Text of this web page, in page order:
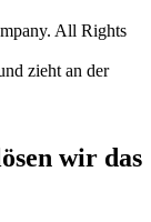
All Rights
zieht an der
wir das